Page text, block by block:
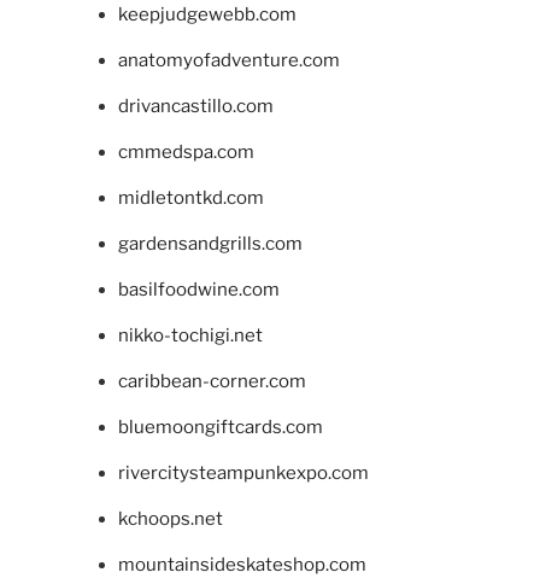
keepjudgewebb.com
anatomyofadventure.com
drivancastillo.com
cmmedspa.com
midletontkd.com
gardensandgrills.com
basilfoodwine.com
nikko-tochigi.net
caribbean-corner.com
bluemoongiftcards.com
rivercitysteampunkexpo.com
kchoops.net
mountainsideskateshop.com